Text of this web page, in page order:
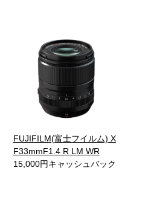
FUJIFILM(富士フイルム) X
F33mmF1.4 R LM WR
15,000円キャッシュバック